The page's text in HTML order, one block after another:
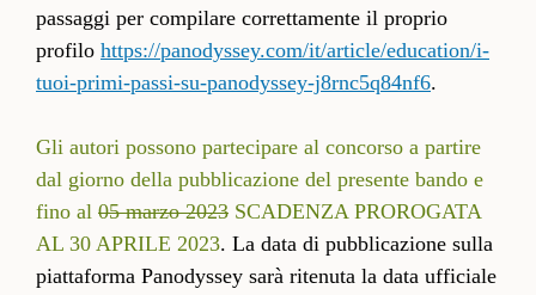
passaggi per compilare correttamente il proprio
profilo https://panodyssey.com/it/article/education/i-
tuoi-primi-passi-su-panodyssey-j8rnc5q84nf6.
Gli autori possono partecipare al concorso a partire
dal giorno della pubblicazione del presente bando e
fino al 05 marzo 2023 SCADENZA PROROGATA
AL 30 APRILE 2023. La data di pubblicazione sulla
piattaforma Panodyssey sarà ritenuta la data ufficiale